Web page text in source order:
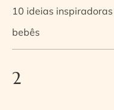
10 ideias
bebês
2